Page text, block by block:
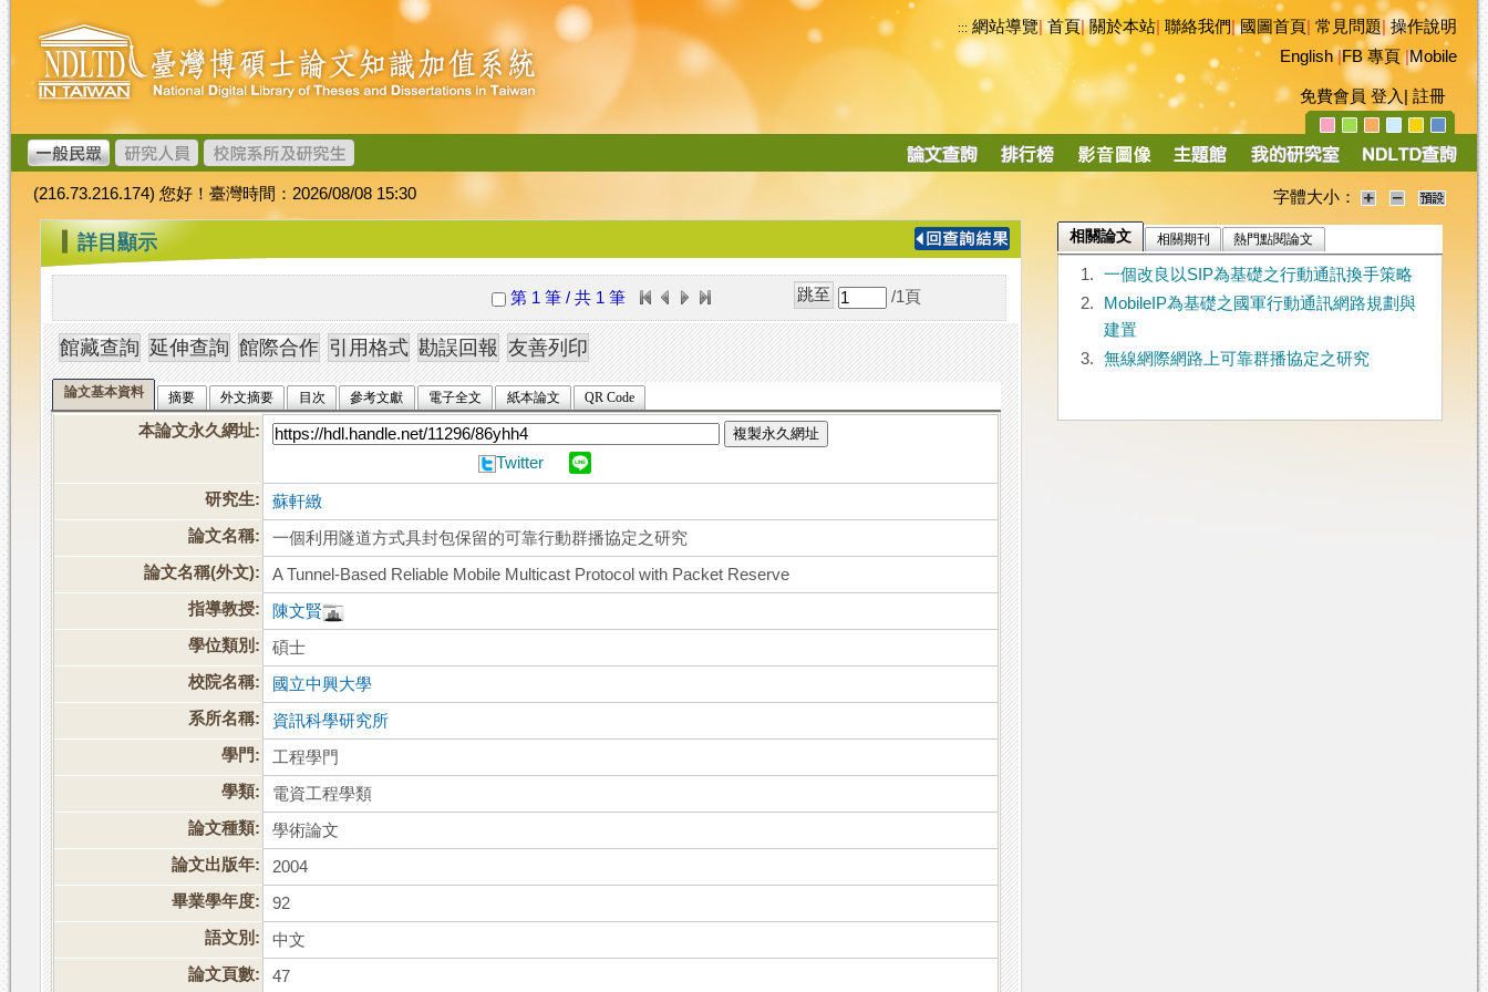
跳
到
主
要
內
容
臺
灣
博
碩
士
論
文
加
值
系
統
::: 網站導覽|首頁|關於本站 聯絡我們|國圖首頁 常見問題|操作說明
English|FB 專頁|Mobile
免費會員 登入 註冊
導
(216.73.216.174) 您好！臺灣時間：2026/08/08 15:30 字體大小：
::: 詳目顯示
第 1 筆 / 共 1 筆 /1 頁
論文基本資料 摘要 外文摘要 目次 參考文獻 電子全文 紙本論文 QR Code
本論文永久網址: 複製永久網址
Twitter
研究生:
蘇軒緻
論文名稱:
一個利用隧道方式具封包保留的可靠行動群播協定之研究
論文名稱(外文):
A Tunnel-Based Reliable Mobile Multicast Protocol with Packet Reserve
指導教授:
陳文賢
學位類別:
碩士
校院名稱:
國立中興大學
系所名稱:
資訊科學研究所
學門:
工程學門
學類:
電資工程學類
論文種類:
學術論文
論文出版年:
2004
畢業學年度:
92
語文別:
中文
論文頁數:
47
相關論文 相關期刊 熱門點閱論文
1.
一個改良以SIP為基礎之行動通訊換手策略
2.
MobileIP為基礎之國軍行動通訊網路規劃與
建置
3.
無線網際網路上可靠群播協定之研究